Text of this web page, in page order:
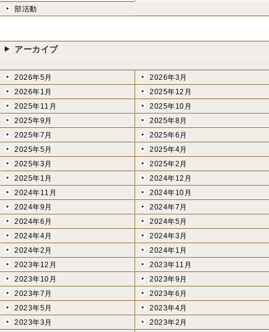
部活動
アーカイブ
2026年5月
2026年3月
2026年1月
2025年12月
2025年11月
2025年10月
2025年9月
2025年8月
2025年7月
2025年6月
2025年5月
2025年4月
2025年3月
2025年2月
2025年1月
2024年12月
2024年11月
2024年10月
2024年9月
2024年7月
2024年6月
2024年5月
2024年4月
2024年3月
2024年2月
2024年1月
2023年12月
2023年11月
2023年10月
2023年9月
2023年7月
2023年6月
2023年5月
2023年4月
2023年3月
2023年2月